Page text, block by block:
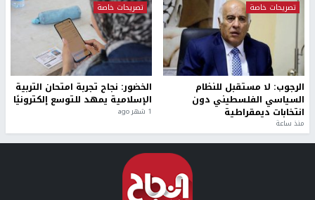
تصريحات خاصة
الرجوب: لا مستقبل للنظام
السياسي الفلسطيني دون
انتخابات ديمقراطية
منذ ساعة
تصريحات خاصة
الخضور: نجاح تجربة امتحان التربية
الإسلامية يمهد للتوسع إلكترونيًا
1 شهر ago